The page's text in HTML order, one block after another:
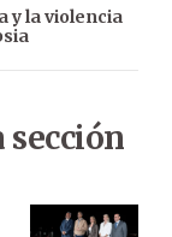
y la violencia
sección